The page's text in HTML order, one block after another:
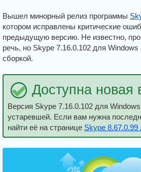
Вышел минорный релиз программы
котором исправлены критические
предыдущую версию. Не известно,
речь, но Skype 7.16.0.102 для
сборкой.
Доступна новая
Версия Skype 7.16.0.102 для
устаревшей. Если вам нужна
найти её на странице Skype 8.67.0.99